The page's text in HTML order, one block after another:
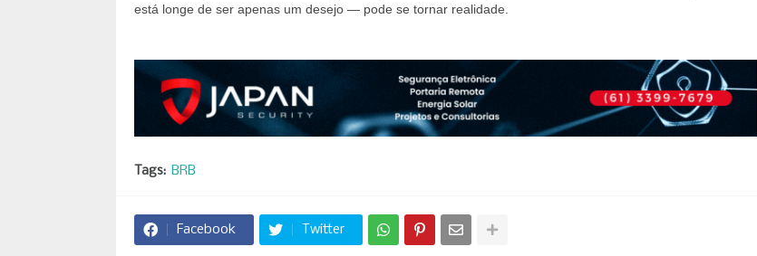
está longe de ser apenas um desejo — pode se tornar realidade.
Tags: BRB
Facebook Twitter